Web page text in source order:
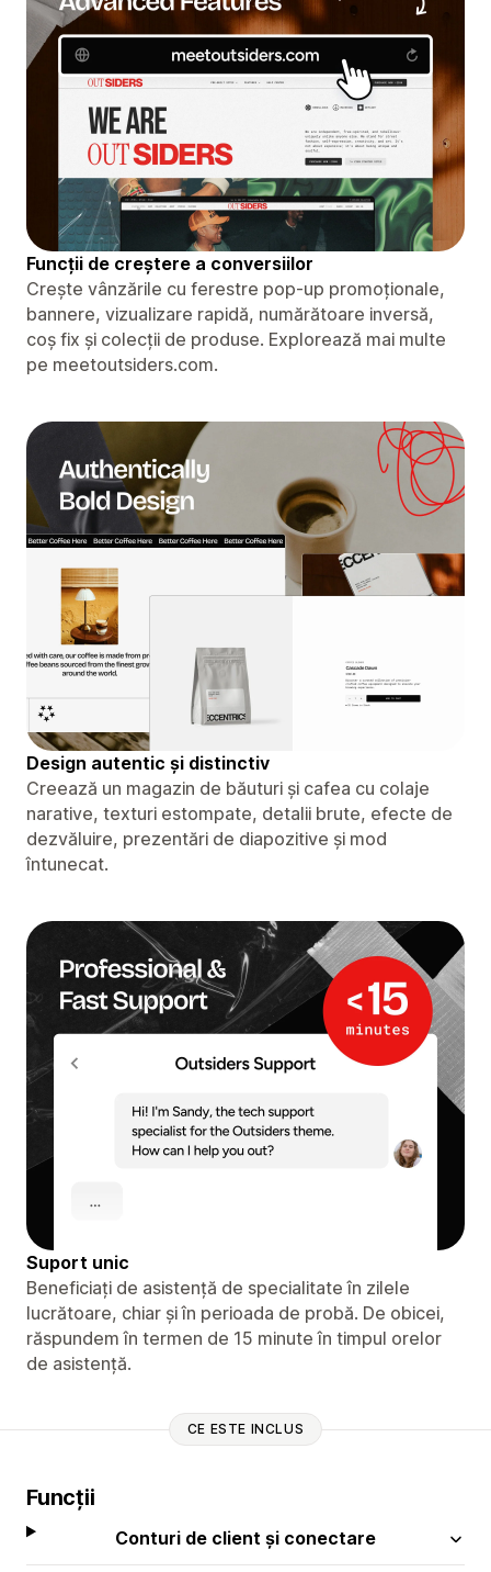
Funcții de creștere a conversiilor
Crește vânzările cu ferestre pop-up promoționale,
bannere, vizualizare rapidă, numărătoare inversă,
coș fix și colecții de produse. Explorează mai multe
pe meetoutsiders.com.
Design autentic și distinctiv
Creează un magazin de băuturi și cafea cu colaje
narative, texturi estompate, detalii brute, efecte de
dezvăluire, prezentări de diapozitive și mod
întunecat.
Suport unic
Beneficiați de asistență de specialitate în zilele
lucrătoare, chiar și în perioada de probă. De obicei,
răspundem în termen de 15 minute în timpul orelor
de asistență.
CE ESTE INCLUS
Funcții
Conturi de client și conectare